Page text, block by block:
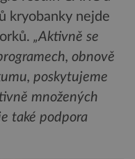
kryobanky nejde
„Aktivně se
obnově
poskytujeme
množených
také podpora